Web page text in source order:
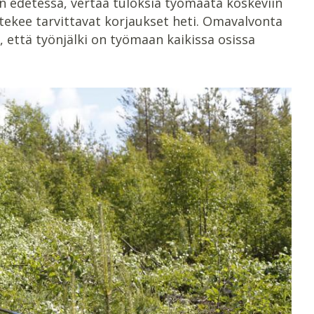
tarvittavat korjaukset heti. Omavalvonta
työnjälki on työmaan kaikissa osissa